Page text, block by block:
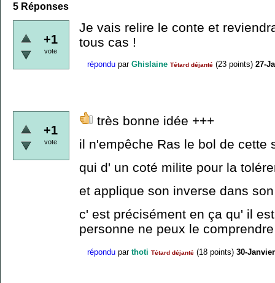
5 Réponses
+1
vote
Je vais relire le conte et
tous cas !
répondu par Ghislaine Tétard déjanté (23 points) 27-
+1
vote
très bonne idée +++
il n'empêche Ras le bol de
qui d' un coté milite pour la
et applique son inverse dans
c' est précisément en ça qu' il
personne ne peux le
répondu par thoti Tétard déjanté (18 points) 30-